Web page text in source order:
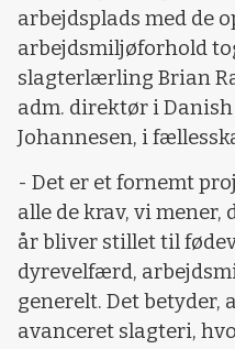
arbejdsplads med de
arbejdsmiljøforhold
slagterlærling Brian
adm. direktør i
Johannesen, i
- Det er et fornemt
alle de krav, vi
år bliver stillet til
dyrevelfærd,
generelt. Det betyder,
avanceret slagteri,